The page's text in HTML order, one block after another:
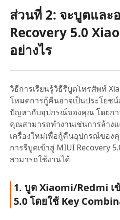
ส่วนที่ 2: จะบูตและ
Recovery 5.0
อย่างไร
วิธีการเรียนรู้วิธีรีบูตโทรศัพท์
โหมดการกู้คืนอาจเป็นประโยช
ปัญหากับอุปกรณ์ของคุณ โดยกา
คุณสามารถทำงานเช่นการล้าง
เครื่องใหม่เพื่อกู้คืนอุปกรณ์ของ
การรีบูตเข้าสู่ MIUI Recovery
สามารถใช้งานได้
1. บูต Xiaomi/Redmi เ
5.0 โดยใช้ Key